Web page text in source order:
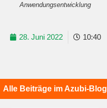
Anwendungsentwicklung
28. Juni 2022 10:40
Alle Beiträge im Azubi-Blog